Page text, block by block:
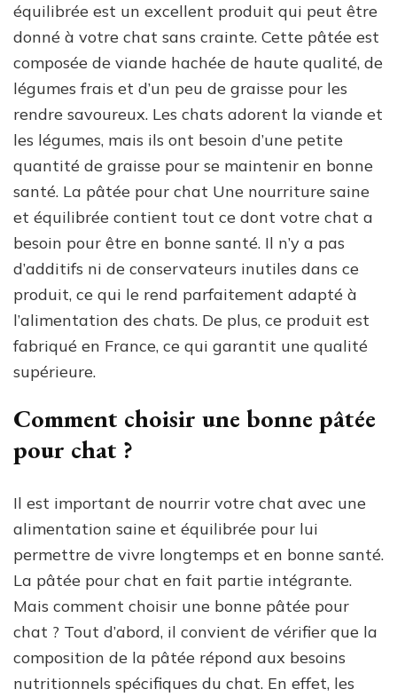
équilibrée est un excellent produit qui peut être
donné à votre chat sans crainte. Cette pâtée est
composée de viande hachée de haute qualité, de
légumes frais et d’un peu de graisse pour les
rendre savoureux. Les chats adorent la viande et
les légumes, mais ils ont besoin d’une petite
quantité de graisse pour se maintenir en bonne
santé. La pâtée pour chat Une nourriture saine
et équilibrée contient tout ce dont votre chat a
besoin pour être en bonne santé. Il n’y a pas
d’additifs ni de conservateurs inutiles dans ce
produit, ce qui le rend parfaitement adapté à
l’alimentation des chats. De plus, ce produit est
fabriqué en France, ce qui garantit une qualité
supérieure.
Comment choisir une bonne pâtée
pour chat ?
Il est important de nourrir votre chat avec une
alimentation saine et équilibrée pour lui
permettre de vivre longtemps et en bonne santé.
La pâtée pour chat en fait partie intégrante.
Mais comment choisir une bonne pâtée pour
chat ? Tout d’abord, il convient de vérifier que la
composition de la pâtée répond aux besoins
nutritionnels spécifiques du chat. En effet, les